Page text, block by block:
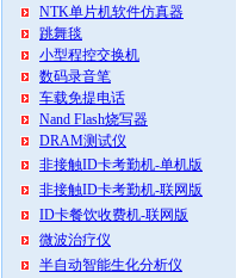
NTK单片机软件仿真器
跳舞毯
小型程控交换机
数码录音笔
车载免提电话
Nand Flash烧写器
DRAM测试仪
非接触ID卡考勤机-单机版
非接触ID卡考勤机-联网版
ID卡餐饮收费机-联网版
微波治疗仪
半自动智能生化分析仪